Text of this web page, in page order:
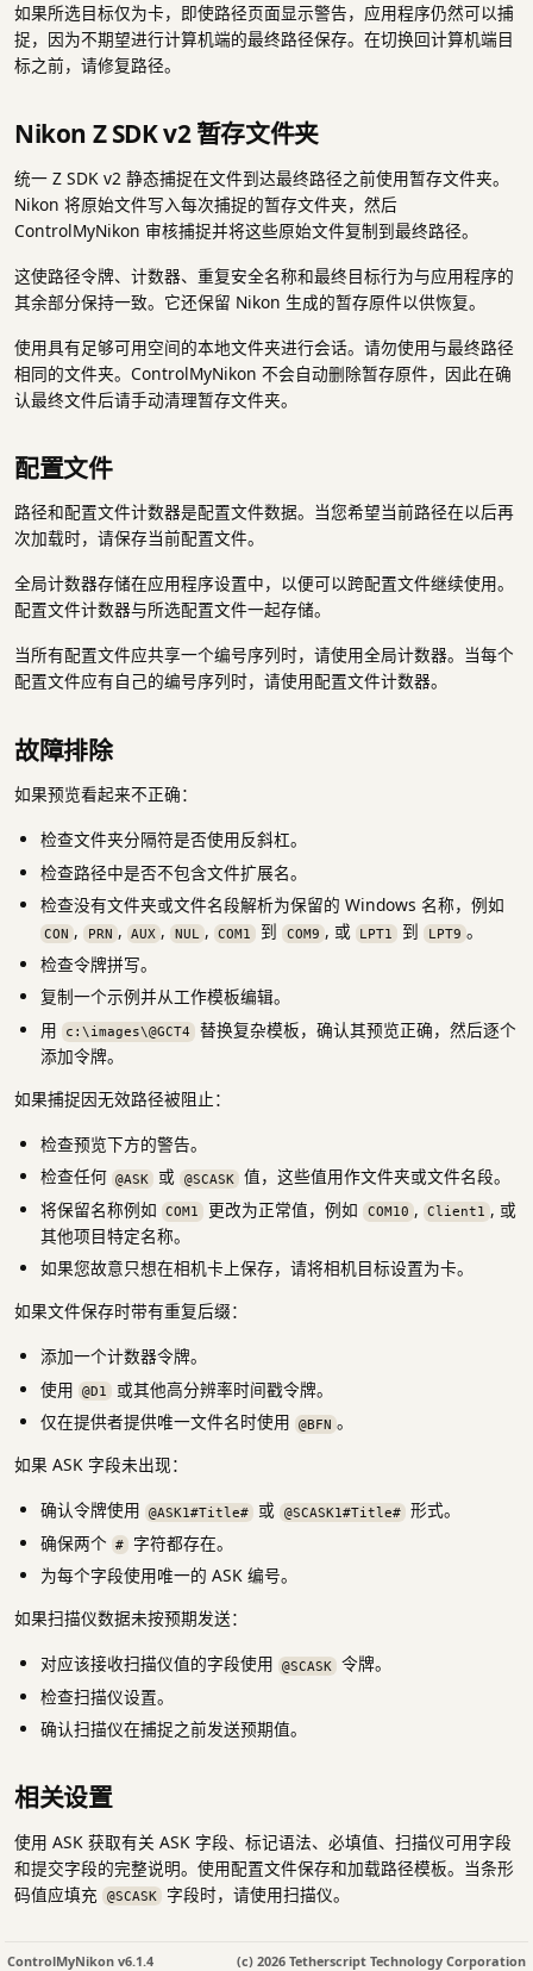
如果所选目标仅为卡，即使路径页面显示警告，应用程序仍然可以捕
捉，因为不期望进行计算机端的最终路径保存。在切换回计算机端目
标之前，请修复路径。
Nikon Z SDK v2 暂存文件夹
统一 Z SDK v2 静态捕捉在文件到达最终路径之前使用暂存文件夹。
Nikon 将原始文件写入每次捕捉的暂存文件夹，然后
ControlMyNikon 审核捕捉并将这些原始文件复制到最终路径。
这使路径令牌、计数器、重复安全名称和最终目标行为与应用程序的
其余部分保持一致。它还保留 Nikon 生成的暂存原件以供恢复。
使用具有足够可用空间的本地文件夹进行会话。请勿使用与最终路径
相同的文件夹。ControlMyNikon 不会自动删除暂存原件，因此在确
认最终文件后请手动清理暂存文件夹。
配置文件
路径和配置文件计数器是配置文件数据。当您希望当前路径在以后再
次加载时，请保存当前配置文件。
全局计数器存储在应用程序设置中，以便可以跨配置文件继续使用。
配置文件计数器与所选配置文件一起存储。
当所有配置文件应共享一个编号序列时，请使用全局计数器。当每个
配置文件应有自己的编号序列时，请使用配置文件计数器。
故障排除
如果预览看起来不正确：
检查文件夹分隔符是否使用反斜杠。
检查路径中是否不包含文件扩展名。
检查没有文件夹或文件名段解析为保留的 Windows 名称，例如
CON , PRN , AUX , NUL , COM1 到 COM9 , 或 LPT1 到 LPT9 。
检查令牌拼写。
复制一个示例并从工作模板编辑。
用
c:\images\@GCT4
替换复杂模板，确认其预览正确，然后逐个
添加令牌。
如果捕捉因无效路径被阻止：
检查预览下方的警告。
检查任何 @ASK 或 @SCASK 值，这些值用作文件夹或文件名段。
将保留名称例如
COM1 更改为正常值，例如 COM10 , Client1 , 或
其他项目特定名称。
如果您故意只想在相机卡上保存，请将相机目标设置为卡。
如果文件保存时带有重复后缀：
添加一个计数器令牌。
使用
@D1
或其他高分辨率时间戳令牌。
仅在提供者提供唯一文件名时使用
@BFN 。
如果 ASK 字段未出现：
确认令牌使用
@ASK1#Title# 或 @SCASK1#Title# 形式。
确保两个
#
字符都存在。
为每个字段使用唯一的 ASK 编号。
如果扫描仪数据未按预期发送：
对应该接收扫描仪值的字段使用
@SCASK
令牌。
检查扫描仪设置。
确认扫描仪在捕捉之前发送预期值。
相关设置
使用 ASK 获取有关 ASK 字段、标记语法、必填值、扫描仪可用字段
和提交字段的完整说明。使用配置文件保存和加载路径模板。当条形
码值应填充
@SCASK 字段时，请使用扫描仪。
ControlMyNikon v6.1.4 (c) 2026 Tetherscript Technology Corporation